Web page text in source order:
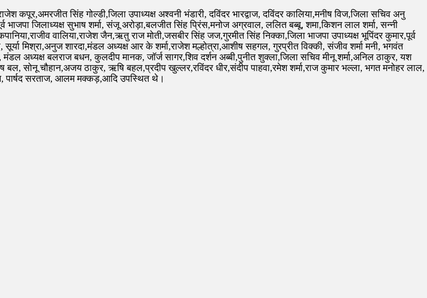
कपूर,अमरजीत सिंह गोल्डी,जिला उपाध्यक्ष अश्वनी भंडारी, दविंदर भारद्वाज, दविंदर कालिया,मनीष विज,जिला सचिव अनु
भाजपा जिलाध्यक्ष सुभाष शर्मा, संजू अरोड़ा,बलजीत सिंह प्रिंस,मनोज अग्रवाल, ललित बब्बू, शमा,किशन लाल शर्मा, सन्नी
वालिया,राजेश जैन,ऋतु राज मोती,जसबीर सिंह जज,गुरमीत सिंह निक्का,जिला भाजपा उपाध्यक्ष भूपिंदर कुमार,पूर्व
मिश्रा,अनुज शारदा,मंडल अध्यक्ष आर के शर्मा,राजेश मल्होत्रा,आशीष सहगल, गुरप्रीत विक्की, संजीव शर्मा मनी, भगवंत
अध्यक्ष बलराज बधन, कुलदीप मानक, जॉर्ज सागर,शिव दर्शन अब्बी,पुनीत शुक्ला,जिला सचिव मीनू शर्मा,अनिल ठाकुर, यश
बल, सोनू चौहान,अजय ठाकुर, ऋषि बहल,प्रदीप खुल्लर,रविंदर धीर,संदीप पाहवा,रमेश शर्मा,राज कुमार भल्ला, भगत मनोहर लाल,
पार्षद सरताज, आलम मक्कड़,आदि उपस्थित थे।